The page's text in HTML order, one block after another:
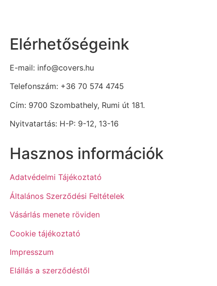
Elérhetőségeink
E-mail: info@covers.hu
Telefonszám: +36 70 574 4745
Cím: 9700 Szombathely, Rumi út 181.
Nyitvatartás: H-P: 9-12, 13-16
Hasznos információk
Adatvédelmi Tájékoztató
Általános Szerződési Feltételek
Vásárlás menete röviden
Cookie tájékoztató
Impresszum
Elállás a szerződéstől